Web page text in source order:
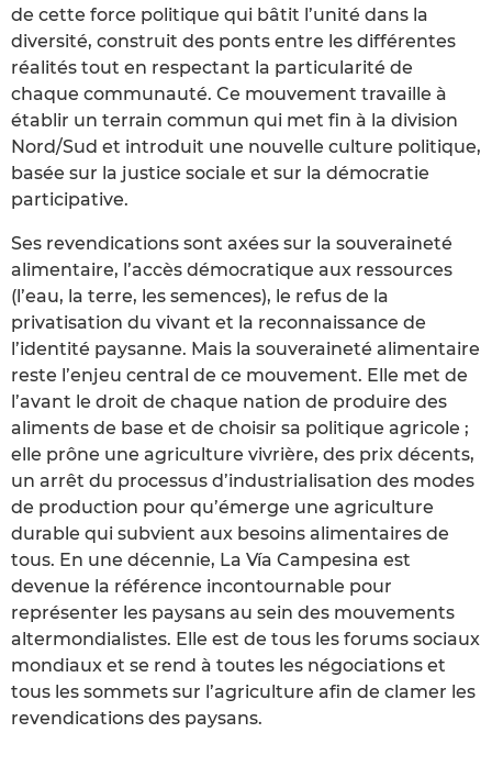
de cette force politique qui bâtit l’unité dans la
diversité, construit des ponts entre les différentes
réalités tout en respectant la particularité de
chaque communauté. Ce mouvement travaille à
établir un terrain commun qui met fin à la division
Nord/Sud et introduit une nouvelle culture politique,
basée sur la justice sociale et sur la démocratie
participative.
Ses revendications sont axées sur la souveraineté
alimentaire, l’accès démocratique aux ressources
(l’eau, la terre, les semences), le refus de la
privatisation du vivant et la reconnaissance de
l’identité paysanne. Mais la souveraineté alimentaire
reste l’enjeu central de ce mouvement. Elle met de
l’avant le droit de chaque nation de produire des
aliments de base et de choisir sa politique agricole ;
elle prône une agriculture vivrière, des prix décents,
un arrêt du processus d’industrialisation des modes
de production pour qu’émerge une agriculture
durable qui subvient aux besoins alimentaires de
tous. En une décennie, La Vía Campesina est
devenue la référence incontournable pour
représenter les paysans au sein des mouvements
altermondialistes. Elle est de tous les forums sociaux
mondiaux et se rend à toutes les négociations et
tous les sommets sur l’agriculture afin de clamer les
revendications des paysans.